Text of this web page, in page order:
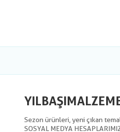
Sezon ürünleri, yeni çıkan
SOSYAL MEDYA